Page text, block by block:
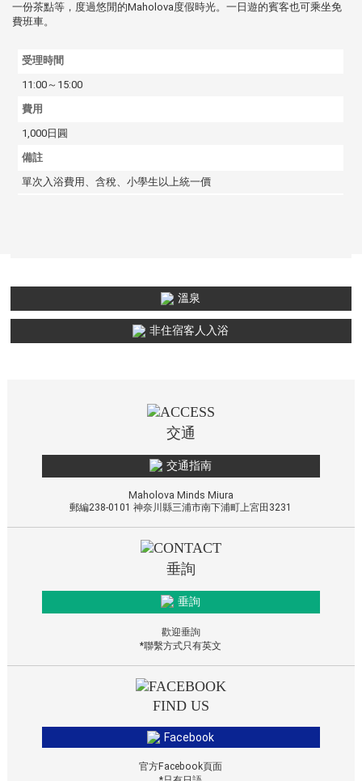
一份茶點等，度過悠閒的Maholova度假時光。一日遊的賓客也可乘坐免
費班車。
受理時間
11:00～15:00
費用
1,000日圓
備註
單次入浴費用、含稅、小學生以上統一價
溫泉
非住宿客人入浴
交通
交通指南
Maholova Minds Miura
郵編238-0101 神奈川縣三浦市南下浦町上宮田3231
垂詢
垂詢
歡迎垂詢
*聯繫方式只有英文
FIND US
Facebook
官方Facebook頁面